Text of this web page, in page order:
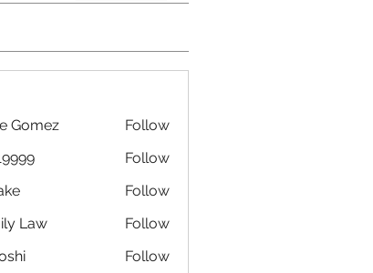
Gomez Follow
Follow
Follow
Law
Follow
Follow